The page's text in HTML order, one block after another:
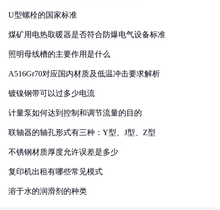
U型螺栓的国家标准
煤矿用电热取暖器是否符合防爆电气设备标准
照明母线槽的主要作用是什么
A516Gr70对应国内材质及低温冲击要求解析
镀镍钢带可以过多少电流
计量泵如何达到控制和调节流量的目的
联轴器的轴孔形式有三种：Y型、J型、Z型
不锈钢材质厚度允许误差是多少
复印机出租有哪些常见模式
溶于水的润滑剂的种类